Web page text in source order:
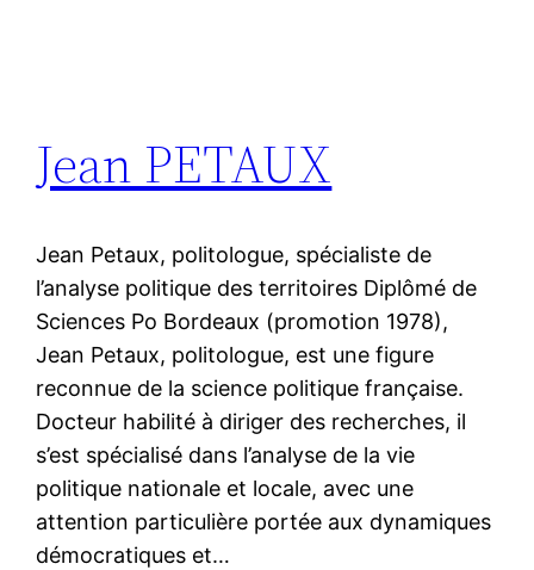
Jean PETAUX
Jean Petaux, politologue, spécialiste de
l’analyse politique des territoires Diplômé de
Sciences Po Bordeaux (promotion 1978),
Jean Petaux, politologue, est une figure
reconnue de la science politique française.
Docteur habilité à diriger des recherches, il
s’est spécialisé dans l’analyse de la vie
politique nationale et locale, avec une
attention particulière portée aux dynamiques
démocratiques et…